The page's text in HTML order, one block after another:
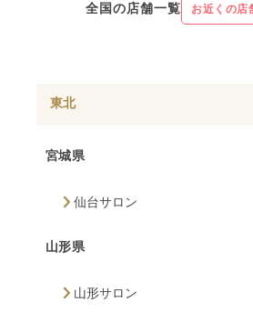
全国の店舗一覧 お近くの店
東北
宮城県
仙台サロン
山形県
山形サロン